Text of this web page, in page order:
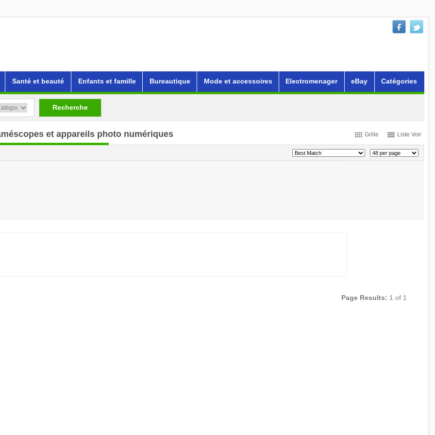
Santé et beauté Enfants et famille Bureautique Mode et accessoires Electromenager eBay Catégories
Recherche
Grille Liste Voir
et appareils photo numériques
Page Results: 1 of 1